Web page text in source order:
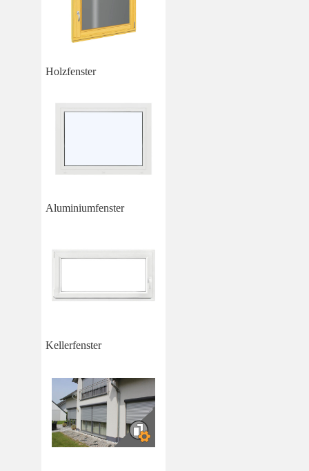
Holzfenster
Aluminiumfenster
Kellerfenster